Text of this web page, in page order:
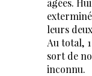
âgées.
leurs
Au total,
sort de
inconnu.